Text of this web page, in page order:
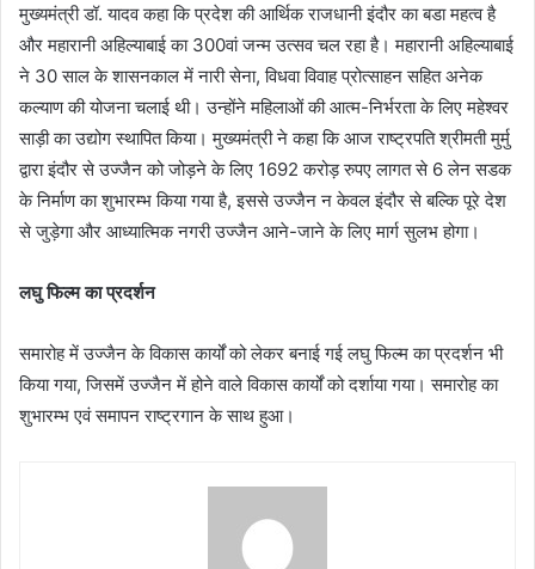
मुख्यमंत्री डॉ. यादव कहा कि प्रदेश की आर्थिक राजधानी इंदौर का बडा महत्व है
और महारानी अहिल्याबाई का 300वां जन्म उत्सव चल रहा है। महारानी अहिल्याबाई
ने 30 साल के शासनकाल में नारी सेना, विधवा विवाह प्रोत्साहन सहित अनेक
कल्याण की योजना चलाई थी। उन्होंने महिलाओं की आत्म-निर्भरता के लिए महेश्वर
साड़ी का उद्योग स्थापित किया। मुख्यमंत्री ने कहा कि आज राष्ट्रपति श्रीमती मुर्मु
द्वारा इंदौर से उज्जैन को जोड़ने के लिए 1692 करोड़ रुपए लागत से 6 लेन सडक
के निर्माण का शुभारम्भ किया गया है, इससे उज्जैन न केवल इंदौर से बल्कि पूरे देश
से जुड़ेगा और आध्यात्मिक नगरी उज्जैन आने-जाने के लिए मार्ग सुलभ होगा।
लघु फिल्म का प्रदर्शन
समारोह में उज्जैन के विकास कार्यों को लेकर बनाई गई लघु फिल्म का प्रदर्शन भी
किया गया, जिसमें उज्जैन में होने वाले विकास कार्यों को दर्शाया गया। समारोह का
शुभारम्भ एवं समापन राष्ट्रगान के साथ हुआ।